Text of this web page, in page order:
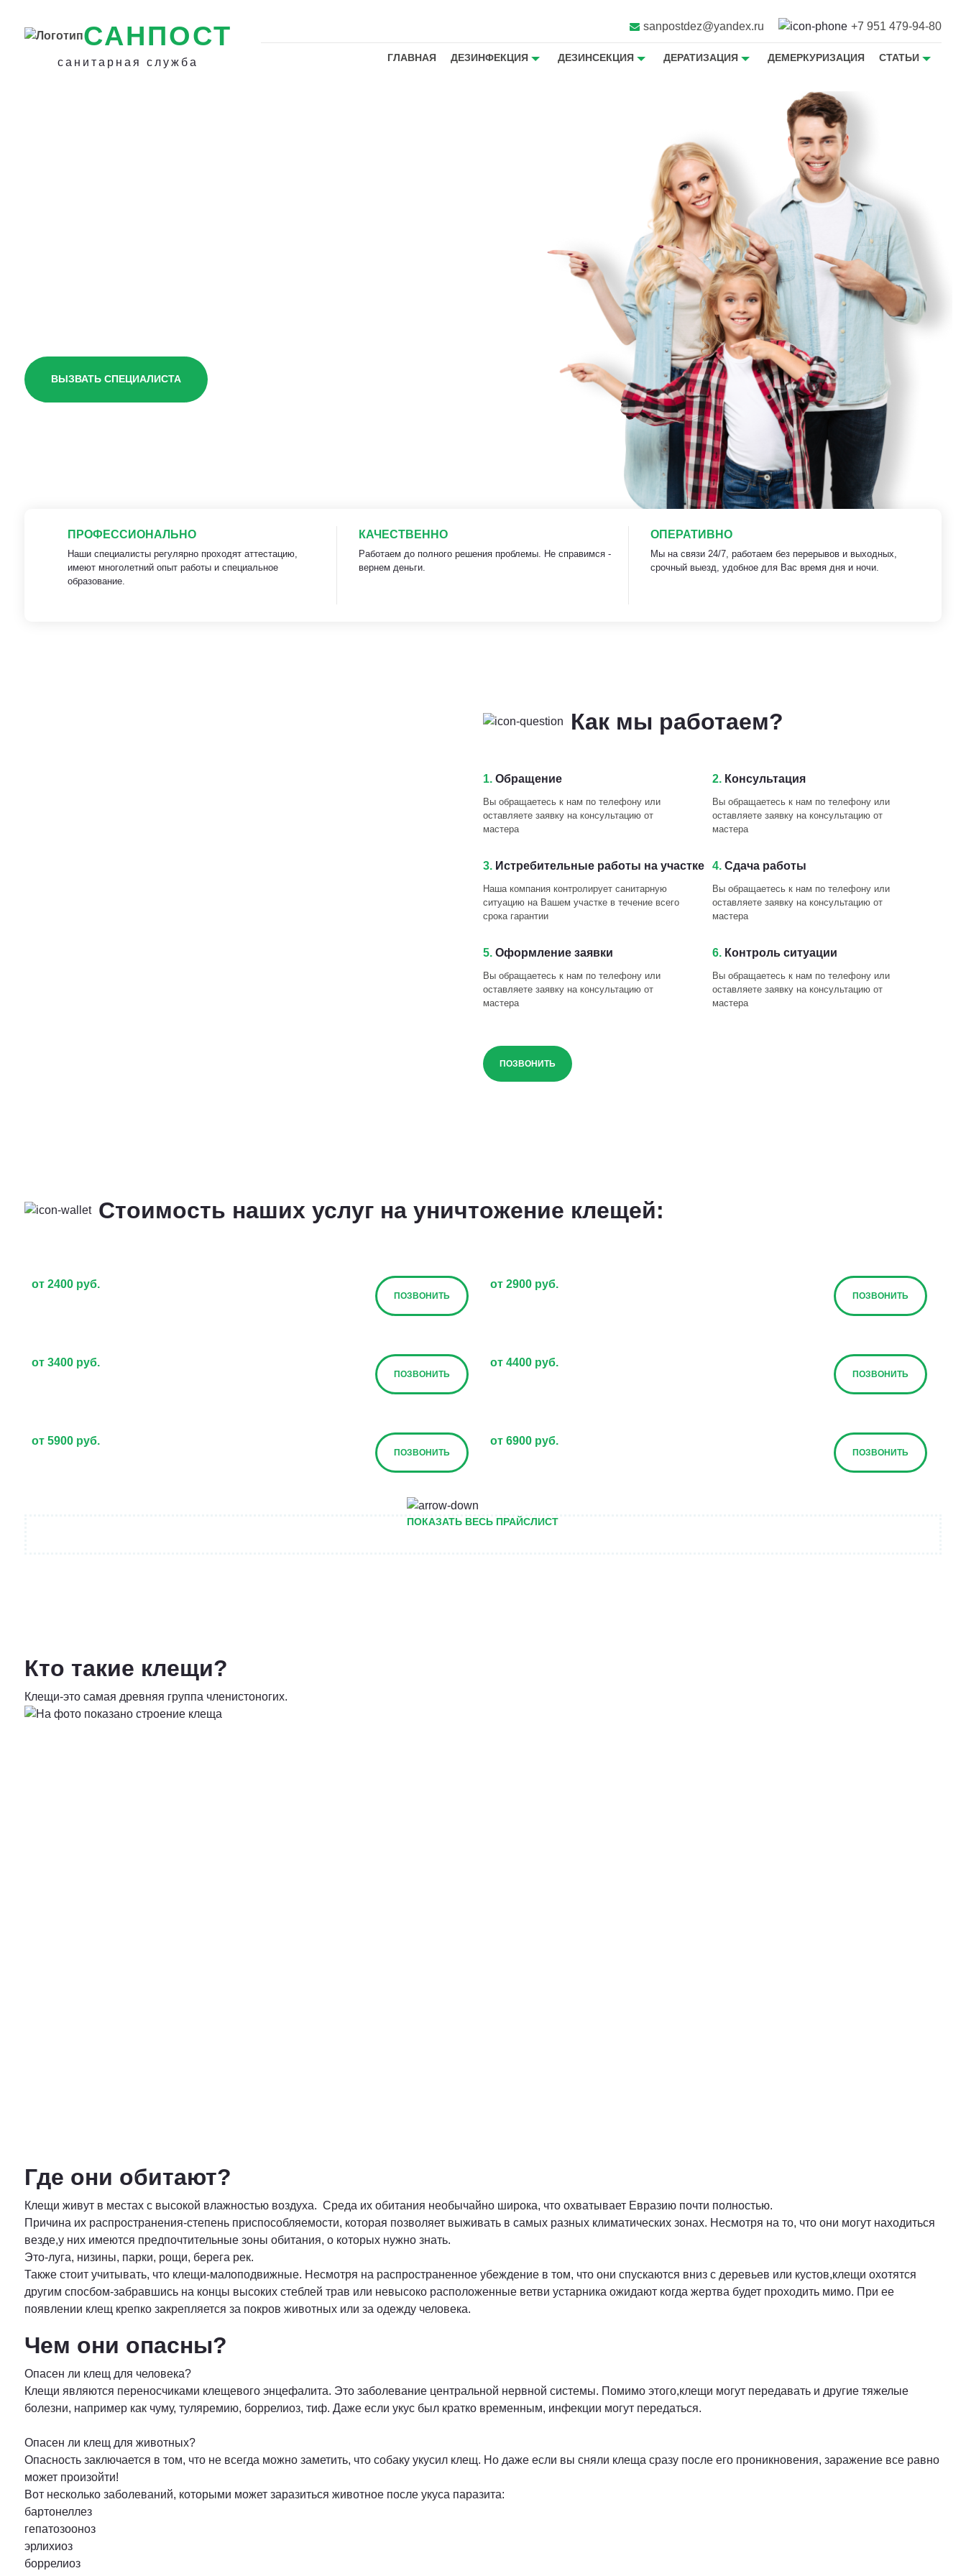
САНПОСТ
санитарная служба
sanpostdez@yandex.ru +7 951 479-94-80
ГЛАВНАЯ ДЕЗИНФЕКЦИЯ ДЕЗИНСЕКЦИЯ ДЕРАТИЗАЦИЯ ДЕМЕРКУРИЗАЦИЯ СТАТЬИ
ВЫЗВАТЬ СПЕЦИАЛИСТА
ПРОФЕССИОНАЛЬНО
Наши специалисты регулярно проходят аттестацию,
имеют многолетний опыт работы и специальное
образование.
КАЧЕСТВЕННО
Работаем до полного решения проблемы. Не справимся -
вернем деньги.
ОПЕРАТИВНО
Мы на связи 24/7, работаем без перерывов и выходных,
срочный выезд, удобное для Вас время дня и ночи.
Как мы работаем?
1. Обращение
Вы обращаетесь к нам по телефону или
оставляете заявку на консультацию от
мастера
2. Консультация
Вы обращаетесь к нам по телефону или
оставляете заявку на консультацию от
мастера
3. Истребительные работы на участке
Наша компания контролирует санитарную
ситуацию на Вашем участке в течение всего
срока гарантии
4. Сдача работы
Вы обращаетесь к нам по телефону или
оставляете заявку на консультацию от
мастера
5. Оформление заявки
Вы обращаетесь к нам по телефону или
оставляете заявку на консультацию от
мастера
6. Контроль ситуации
Вы обращаетесь к нам по телефону или
оставляете заявку на консультацию от
мастера
ПОЗВОНИТЬ
Стоимость наших услуг на уничтожение клещей:
от 2400 руб.
ПОЗВОНИТЬ
от 2900 руб.
ПОЗВОНИТЬ
от 3400 руб.
ПОЗВОНИТЬ
от 4400 руб.
ПОЗВОНИТЬ
от 5900 руб.
ПОЗВОНИТЬ
от 6900 руб.
ПОЗВОНИТЬ
от 7900 руб.
от 6400 руб. за га
ПОКАЗАТЬ ВЕСЬ ПРАЙСЛИСТ
Кто такие клещи?
Клещи-это самая древняя группа членистоногих.
Где они обитают?
Клещи живут в местах с высокой влажностью воздуха. Среда их обитания необычайно широка, что охватывает Евразию почти полностью.
Причина их распространения-степень приспособляемости, которая позволяет выживать в самых разных климатических зонах. Несмотря на то, что они могут находиться
везде,у них имеются предпочтительные зоны обитания, о которых нужно знать.
Это-луга, низины, парки, рощи, берега рек.
Также стоит учитывать, что клещи-малоподвижные. Несмотря на распространенное убеждение в том, что они спускаются вниз с деревьев или кустов,клещи охотятся
другим спосбом-забравшись на концы высоких стеблей трав или невысоко расположенные ветви устарника ожидают когда жертва будет проходить мимо. При ее
появлении клещ крепко закрепляется за покров животных или за одежду человека.
Чем они опасны?
Опасен ли клещ для человека?
Клещи являются переносчиками клещевого энцефалита. Это заболевание центральной нервной системы. Помимо этого,клещи могут передавать и другие тяжелые
болезни, например как чуму, туляремию, боррелиоз, тиф. Даже если укус был кратко временным, инфекции могут передаться.
Опасен ли клещ для животных?
Опасность заключается в том, что не всегда можно заметить, что собаку укусил клещ. Но даже если вы сняли клеща сразу после его проникновения, заражение все равно
может произойти!
Вот несколько заболеваний, которыми может заразиться животное после укуса паразита:
бартонеллез
гепатозооноз
эрлихиоз
боррелиоз